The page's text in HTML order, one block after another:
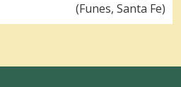
(Funes, Santa Fe)